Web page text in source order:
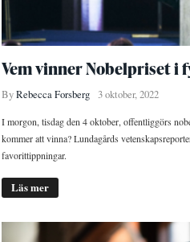
Vem vinner Nobelpriset i
ByRebecca Forsberg 3 oktober, 2022
I morgon, tisdag den 4 oktober, offentliggörs
kommer att vinna? Lundagårds
favorittippningar.
Läs mer